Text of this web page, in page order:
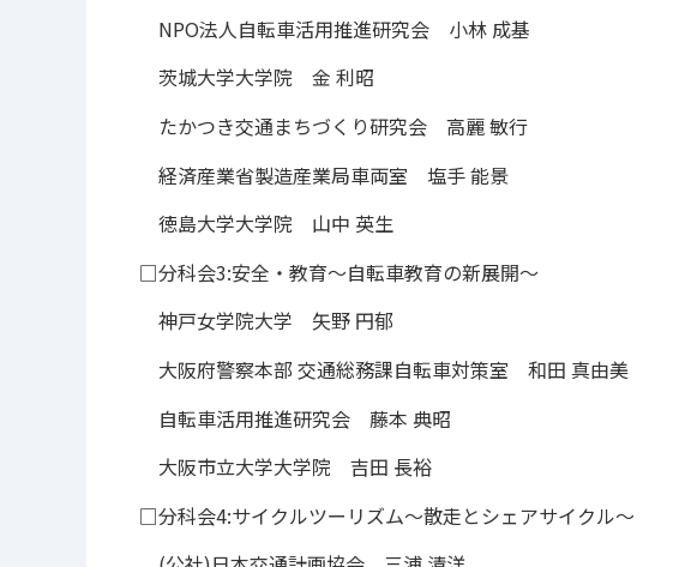
NPO法人自転車活用推進研究会 小林 成基
茨城大学大学院 金 利昭
たかつき交通まちづくり研究会 高麗 敏行
経済産業省製造産業局車両室 塩手 能景
徳島大学大学院 山中 英生
□分科会3:安全・教育～自転車教育の新展開～
神戸女学院大学 矢野 円郁
大阪府警察本部 交通総務課自転車対策室 和田 真由美
自転車活用推進研究会 藤本 典昭
大阪市立大学大学院 吉田 長裕
□分科会4:サイクルツーリズム～散走とシェアサイクル～